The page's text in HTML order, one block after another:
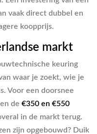
vaak direct dubbel en
koopprijs.
markt
keuring
waar je zoekt, wie je
Voor een doorsnee
de €350 en €550
in de markt terug.
zijn opgebouwd? Duik